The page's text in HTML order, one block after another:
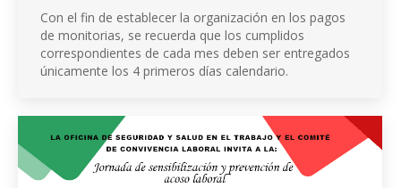
Con el fin de establecer la organización en los pagos
de monitorias, se recuerda que los cumplidos
correspondientes de cada mes deben ser entregados
únicamente los 4 primeros días calendario.